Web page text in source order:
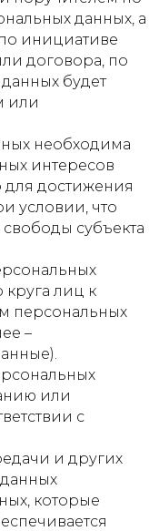
данных, а
инициативе
договора, по
будет
или
необходима
интересов
для достижения
условии, что
субъекта
круга лиц к
персональных
–
или
с
и других
которые